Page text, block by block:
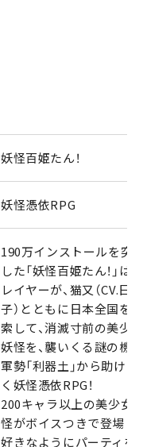
妖怪百姫たん！
妖怪憑依RPG
190万インストールを突
した「妖怪百姫たん！」は、
レイヤーが、猫又（CV.日
子）とともに日本全国を
索して、消滅寸前の美少
妖怪を、襲いくる謎の機
軍勢「利器土」から助けて
く妖怪憑依RPG！
200キャラ以上の美少女
怪がボイスつきで登場し
好きなようにパーティを